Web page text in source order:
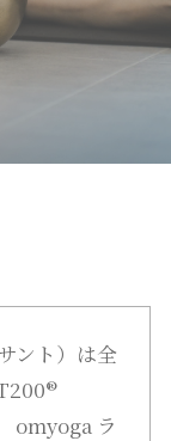
ント）は全
omyoga ラ